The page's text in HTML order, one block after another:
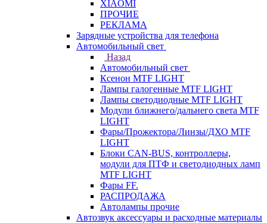
XIAOMI
ПРОЧИЕ
РЕКЛАМА
Зарядные устройства для телефона
Автомобильный свет
Назад
Автомобильный свет
Ксенон MTF LIGHT
Лампы галогенные MTF LIGHT
Лампы светодиодные MTF LIGHT
Модули ближнего/дальнего света MTF
LIGHT
Фары/Прожектора/Линзы/ДХО MTF
LIGHT
Блоки CAN-BUS, контроллеры,
модули для ПТФ и светодиодных ламп
MTF LIGHT
Фары FF.
РАСПРОДАЖА
Автолампы прочие
Автозвук аксессуары и расходные материалы